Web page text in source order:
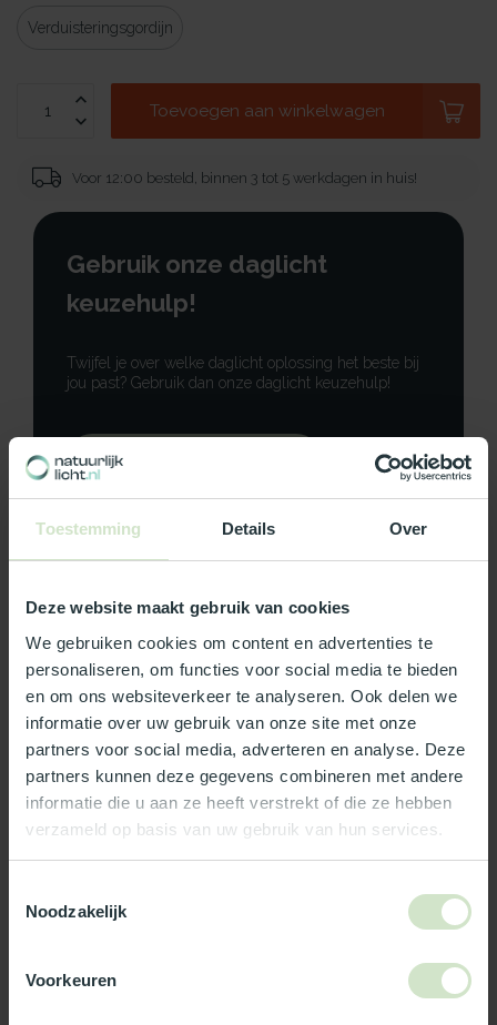
Toestemming Details Over
Deze website maakt gebruik van cookies
We gebruiken cookies om content en advertenties te
personaliseren, om functies voor social media te bieden
en om ons websiteverkeer te analyseren. Ook delen we
informatie over uw gebruik van onze site met onze
partners voor social media, adverteren en analyse. Deze
partners kunnen deze gegevens combineren met andere
informatie die u aan ze heeft verstrekt of die ze hebben
verzameld op basis van uw gebruik van hun services.
Noodzakelijk
Voorkeuren
Verduisteringsgordijn
Toevoegen aan winkelwagen
Voor 12:00 besteld, binnen 3 tot 5 werkdagen in huis!
Gebruik onze daglicht
keuzehulp!
Twijfel je over welke daglicht oplossing het beste bij
jou past? Gebruik dan onze daglicht keuzehulp!
Gebruik onze keuzehulp
Productomschrijving
Reviews
Gratis bezorging in Nederland, m.u.v. de Waddeneilanden
3-5 werkdagen levertijd